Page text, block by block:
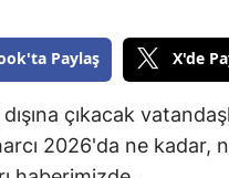
Paylaş X'de
çıkacak
2026'da ne kadar,